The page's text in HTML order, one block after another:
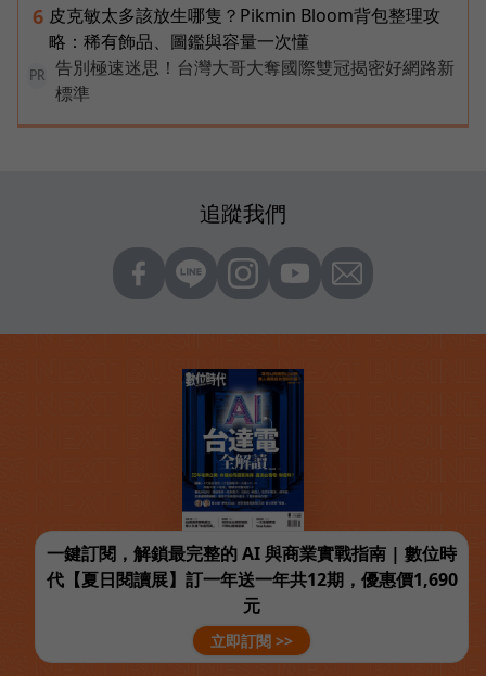
6 皮克敏太多該放生哪隻？Pikmin Bloom背包整理攻
略：稀有飾品、圖鑑與容量一次懂
PR
告別極速迷思！台灣大哥大奪國際雙冠揭密好網路新
標準
追蹤我們
一鍵訂閱，解鎖最完整的 AI 與商業實戰指南 | 數位時
代【夏日閱讀展】訂一年送一年共12期，優惠價1,690
元
立即訂閱 >>